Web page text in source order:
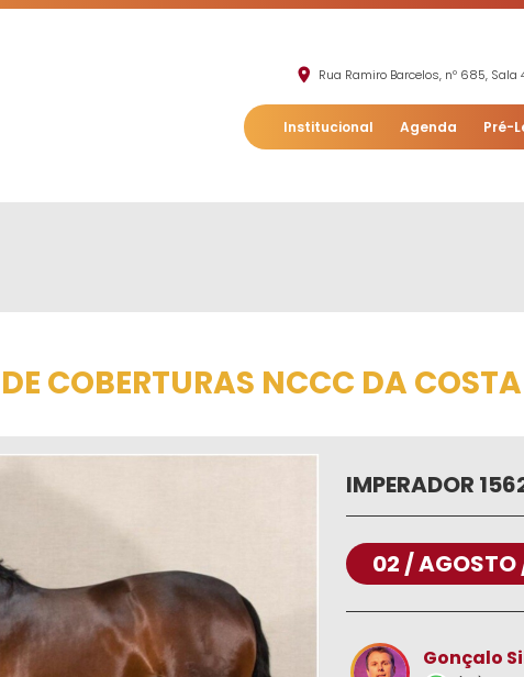
Rua Ramiro Barcelos, nº 685, Sala
Institucional Agenda Pré-
COBERTURAS NCCC DA
IMPERADOR
02 /
Gonçalo